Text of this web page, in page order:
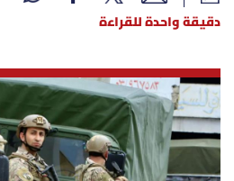
الغلاف
نداء اليوم
محليات
أسرار
دقيقة واحدة للقراءة